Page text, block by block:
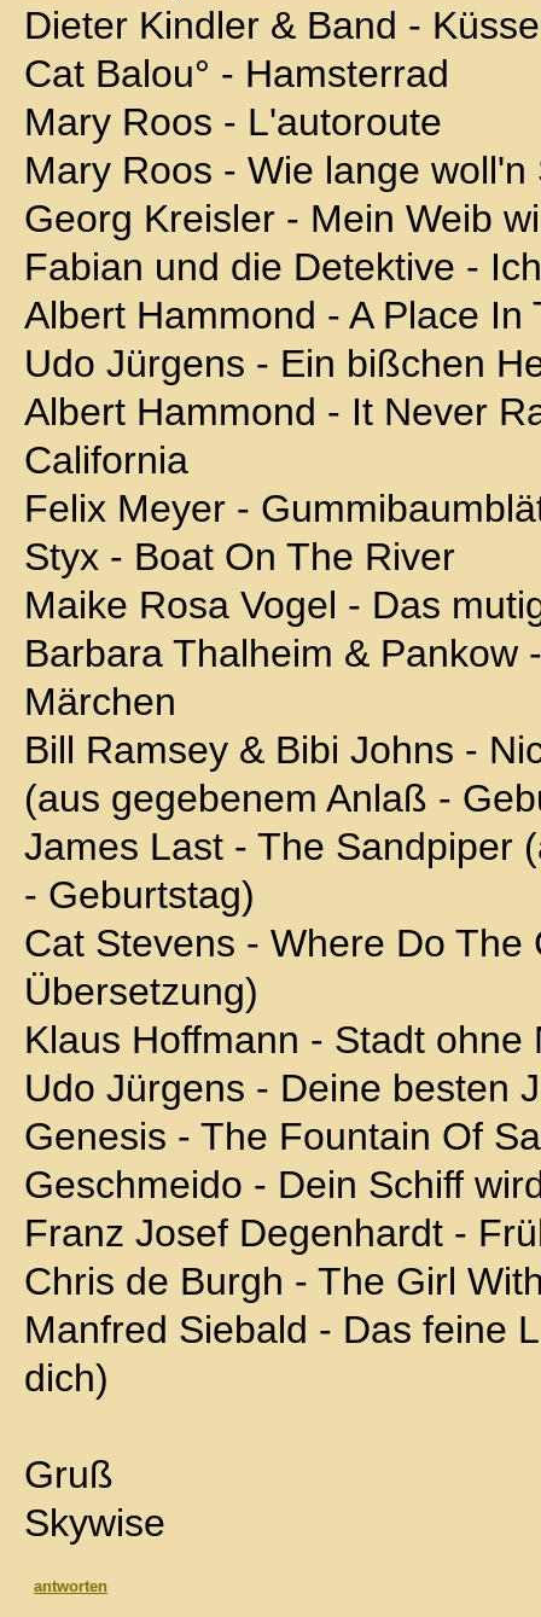
Dieter Kindler & Band - Küsse
Cat Balou° - Hamsterrad
Mary Roos - L'autoroute
Mary Roos - Wie lange
Georg Kreisler - Mein Weib
Fabian und die Detektive -
Albert Hammond - A Place In
Udo Jürgens - Ein bißchen
Albert Hammond - It Never
California
Felix Meyer -
Styx - Boat On The River
Maike Rosa Vogel - Das
Barbara Thalheim & Pankow
Märchen
Bill Ramsey & Bibi Johns -
(aus gegebenem Anlaß -
James Last - The Sandpiper
- Geburtstag)
Cat Stevens - Where Do The
Übersetzung)
Klaus Hoffmann - Stadt ohne
Udo Jürgens - Deine besten
Genesis - The Fountain Of
Geschmeido - Dein Schiff
Franz Josef Degenhardt -
Chris de Burgh - The Girl
Manfred Siebald - Das feine
dich)
Gruß
Skywise
antworten